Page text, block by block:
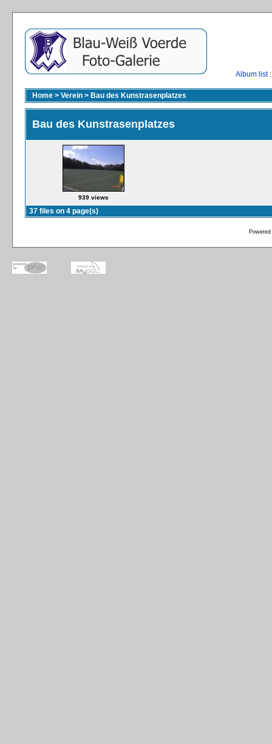
Album list
Home > Verein > Bau des Kunstrasenplatzes
Bau des Kunstrasenplatzes
939 views
37 files on 4 page(s)